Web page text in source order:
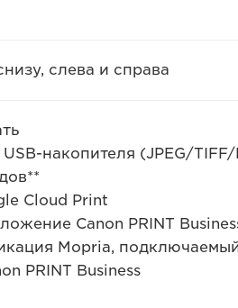
слева и справа
накопителя (JPEG/TIFF/
Cloud Print
Canon PRINT
Mopria,
PRINT Business